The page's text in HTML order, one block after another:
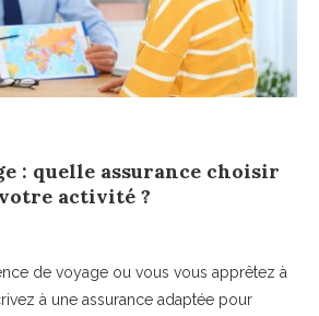
: quelle assurance choisir
activité ?
de voyage ou vous vous apprêtez à
à une assurance adaptée pour